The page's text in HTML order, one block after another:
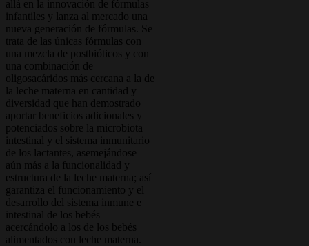
allá en la innovación de fórmulas
infantiles y lanza al mercado una
nueva generación de fórmulas. Se
trata de las únicas fórmulas con
una mezcla de postbióticos y con
una combinación de
oligosacáridos más cercana a la de
la leche materna en cantidad y
diversidad que han demostrado
aportar beneficios adicionales y
potenciados sobre la microbiota
intestinal y el sistema inmunitario
de los lactantes, asemejándose
aún más a la funcionalidad y
estructura de la leche materna; así
garantiza el funcionamiento y el
desarrollo del sistema inmune e
intestinal de los bebés
acercándolo a los de los bebés
alimentados con leche materna.